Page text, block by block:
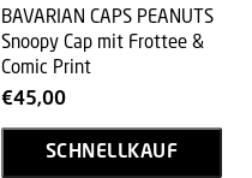
BAVARIAN CAPS PEANUTS
Snoopy Cap mit Frottee &
Comic Print
€45,00
SCHNELLKAUF